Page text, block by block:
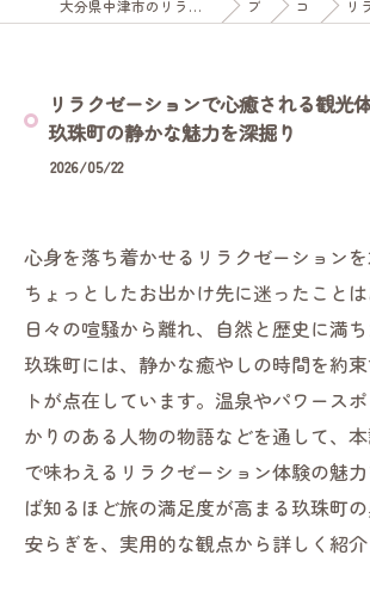
大分県中津市のリラクゼーションなら温活ストレスケア水素とアロマ和香温 ブログ コラム リラクゼ
リラクゼーションで心癒される観光
玖珠町の静かな魅力を深掘り
2026/05/22
心身を落ち着かせるリラクゼーション
ちょっとしたお出かけ先に迷ったこと
日々の喧騒から離れ、自然と歴史に満
玖珠町には、静かな癒やしの時間を約
トが点在しています。温泉やパワース
かりのある人物の物語などを通して、
で味わえるリラクゼーション体験の魅
ば知るほど旅の満足度が高まる玖珠町
安らぎを、実用的な観点から詳しく紹介